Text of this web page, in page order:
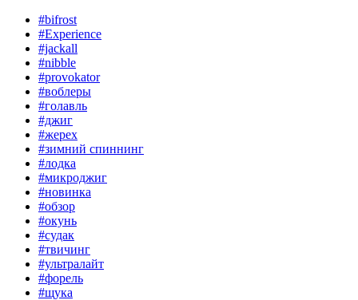
#bifrost
#Experience
#jackall
#nibble
#provokator
#воблеры
#голавль
#джиг
#жерех
#зимний спиннинг
#лодка
#микроджиг
#новинка
#обзор
#окунь
#судак
#твичинг
#ультралайт
#форель
#щука